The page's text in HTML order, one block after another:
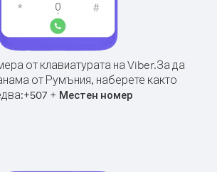
от клавиатурата на Viber.За да
от Румъния, наберете както
+507+ Местен номер